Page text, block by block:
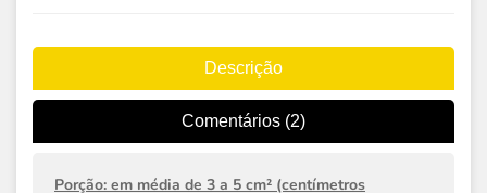
Descrição
Comentários (2)
Porção: em média de 3 a 5 cm² (centímetros